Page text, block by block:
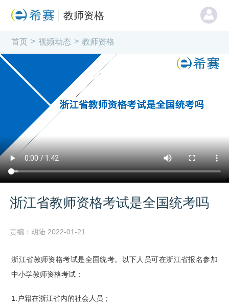
教师资格
首页 > 视频动态 > 教师资格
浙江省教师资格考试是全国统考吗
责编：胡陆 2022-01-21
浙江省教师资格考试是全国统考。以下人员可在浙江省报名参加
中小学教师资格考试：
1.户籍在浙江省内的社会人员；